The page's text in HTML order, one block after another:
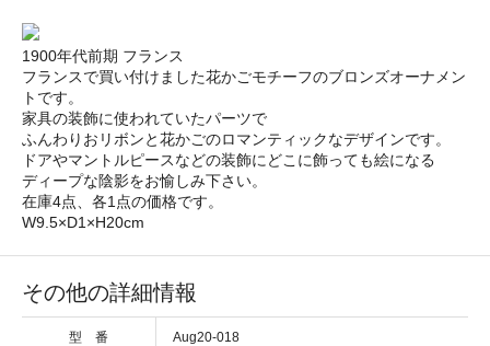
1900年代前期 フランス
フランスで買い付けました花かごモチーフのブロンズオーナメン
トです。
家具の装飾に使われていたパーツで
ふんわりおリボンと花かごのロマンティックなデザインです。
ドアやマントルピースなどの装飾にどこに飾っても絵になる
ディープな陰影をお愉しみ下さい。
在庫4点、各1点の価格です。
W9.5×D1×H20cm
その他の詳細情報
型 番 Aug20-018